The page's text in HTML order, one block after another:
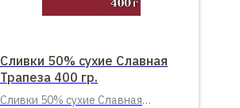
Сливки 50% сухие Славная
Трапеза 400 гр.
Сливки 50% сухие Славная